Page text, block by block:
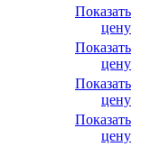
Показать
цену
Показать
цену
Показать
цену
Показать
цену